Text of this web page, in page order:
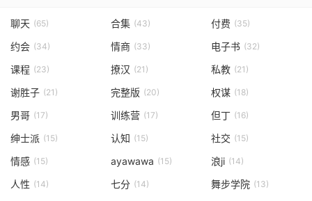
聊天 (65) 合集 (43) 付费 (35)
约会 (34) 情商 (33) 电子书 (32)
课程 (23) 撩汉 (21) 私教 (21)
谢胜子 (21) 完整版 (20) 权谋 (18)
男哥 (17) 训练营 (17) 但丁 (16)
绅士派 (15) 认知 (15) 社交 (15)
情感 (15) ayawawa (15) 浪ji (14)
人性 (14) 七分 (14) 舞步学院 (13)